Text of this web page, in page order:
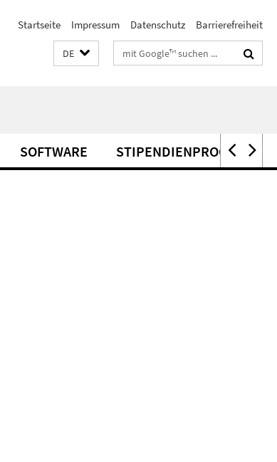
Startseite Impressum Datenschutz Barrierefreiheit
DE Suchbegriffe
SOFTWARE STIPENDIENPROGRAMME